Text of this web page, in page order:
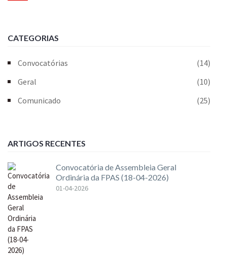
CATEGORIAS
Convocatórias
(14)
Geral
(10)
Comunicado
(25)
ARTIGOS RECENTES
Convocatória de Assembleia Geral
Ordinária da FPAS (18-04-2026)
01-04-2026